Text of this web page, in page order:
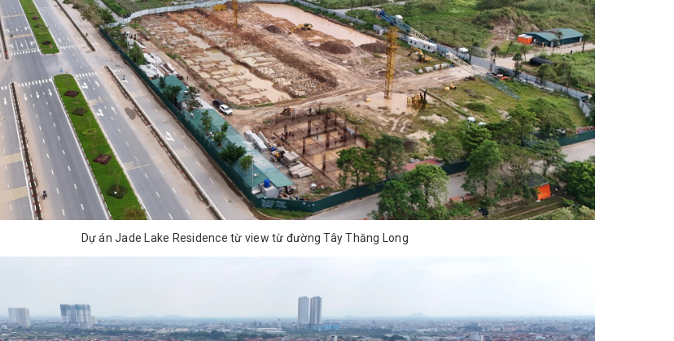
Dự án Jade Lake Residence từ view từ đường Tây Thăng Long